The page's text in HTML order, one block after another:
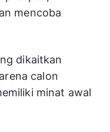
mencoba
dikaitkan
calon
minat awal